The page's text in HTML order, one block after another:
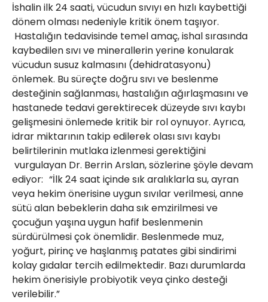
İshalin ilk 24 saati, vücudun sıvıyı en hızlı kaybettiği
dönem olması nedeniyle kritik önem taşıyor.
Hastalığın tedavisinde temel amaç, ishal sırasında
kaybedilen sıvı ve minerallerin yerine konularak
vücudun susuz kalmasını (dehidratasyonu)
önlemek. Bu süreçte doğru sıvı ve beslenme
desteğinin sağlanması, hastalığın ağırlaşmasını ve
hastanede tedavi gerektirecek düzeyde sıvı kaybı
gelişmesini önlemede kritik bir rol oynuyor. Ayrıca,
idrar miktarının takip edilerek olası sıvı kaybı
belirtilerinin mutlaka izlenmesi gerektiğini
vurgulayan Dr. Berrin Arslan, sözlerine şöyle devam
ediyor: “İlk 24 saat içinde sık aralıklarla su, ayran
veya hekim önerisine uygun sıvılar verilmesi, anne
sütü alan bebeklerin daha sık emzirilmesi ve
çocuğun yaşına uygun hafif beslenmenin
sürdürülmesi çok önemlidir. Beslenmede muz,
yoğurt, pirinç ve haşlanmış patates gibi sindirimi
kolay gıdalar tercih edilmektedir. Bazı durumlarda
hekim önerisiyle probiyotik veya çinko desteği
verilebilir.”